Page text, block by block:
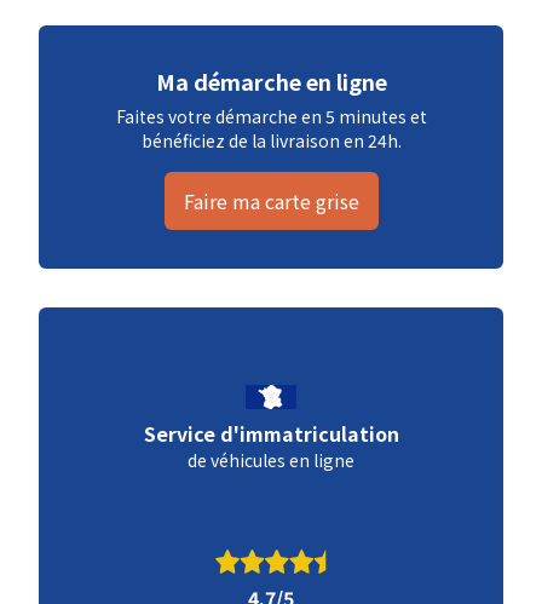
Ma démarche en ligne
Faites votre démarche en 5 minutes et
bénéficiez de la livraison en 24h.
Faire ma carte grise
Service d'immatriculation
de véhicules en ligne